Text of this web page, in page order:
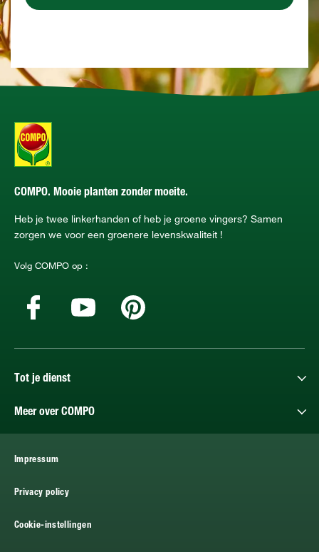
COMPO. Mooie planten zonder moeite.
Heb je twee linkerhanden of heb je groene vingers? Samen
zorgen we voor een groenere levenskwaliteit !
Volg COMPO op :
Tot je dienst
Meer over COMPO
Impressum
Privacy policy
Cookie-instellingen